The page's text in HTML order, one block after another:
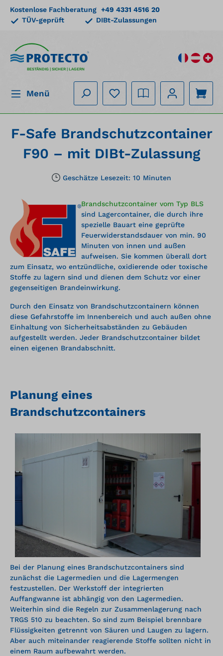
springen
Kostenlose Fachberatung +49 4331 4516 20
TÜV-geprüft
DIBt-Zulassungen
BESTÄNDIG | SICHER | LAGERN
Menü
F-Safe Brandschutzcontainer
F90 – mit DIBt-Zulassung
Geschätze Lesezeit: 10 Minuten
Brandschutzcontainer vom Typ BLS
sind Lagercontainer, die durch ihre
spezielle Bauart eine geprüfte
Feuerwiderstandsdauer von min. 90
Minuten von innen und außen
aufweisen. Sie kommen überall dort
zum Einsatz, wo entzündliche, oxidierende oder toxische
Stoffe zu lagern sind und dienen dem Schutz vor einer
gegenseitigen Brandeinwirkung.
Durch den Einsatz von Brandschutzcontainern können
diese Gefahrstoffe im Innenbereich und auch außen ohne
Einhaltung von Sicherheitsabständen zu Gebäuden
aufgestellt werden. Jeder Brandschutzcontainer bildet
einen eigenen Brandabschnitt.
Planung eines
Brandschutzcontainers
Bei der Planung eines Brandschutzcontainers sind
zunächst die Lagermedien und die Lagermengen
festzustellen. Der Werkstoff der integrierten
Auffangwanne ist abhängig von den Lagermedien.
Weiterhin sind die Regeln zur Zusammenlagerung nach
TRGS 510 zu beachten. So sind zum Beispiel brennbare
Flüssigkeiten getrennt von Säuren und Laugen zu lagern.
Aber auch miteinander reagierende Stoffe sollten nicht in
einem Raum aufbewahrt werden.